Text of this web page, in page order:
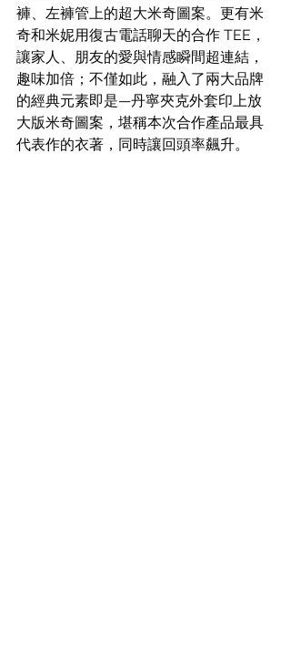
褲、左褲管上的超大米奇圖案。更有米
奇和米妮用復古電話聊天的合作 TEE，
讓家人、朋友的愛與情感瞬間超連結，
趣味加倍；不僅如此，融入了兩大品牌
的經典元素即是—丹寧夾克外套印上放
大版米奇圖案，堪稱本次合作產品最具
代表作的衣著，同時讓回頭率飆升。